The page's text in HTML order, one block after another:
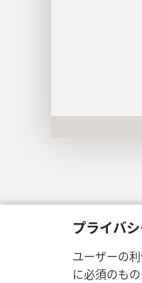
プライバ
ユーザーの
に必須のも